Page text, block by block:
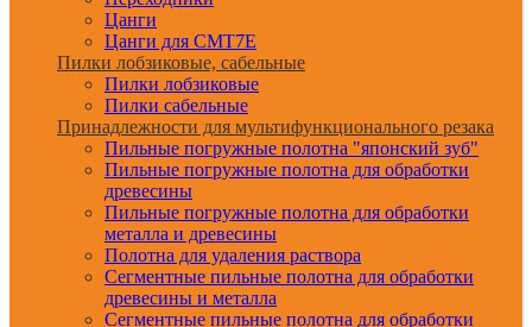
Цанги
Цанги для CMT7E
Пилки лобзиковые, сабельные
Пилки лобзиковые
Пилки сабельные
Принадлежности для мультифункционального резака
Пильные погружные полотна "японский зуб"
Пильные погружные полотна для обработки
древесины
Пильные погружные полотна для обработки
металла и древесины
Полотна для удаления раствора
Сегментные пильные полотна для обработки
древесины и металла
Сегментные пильные полотна для обработки